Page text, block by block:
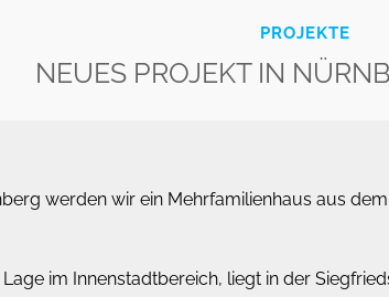
PROJEKTE
NEUES PROJEKT IN
werden wir ein Mehrfamilienhaus aus
im Innenstadtbereich, liegt in der